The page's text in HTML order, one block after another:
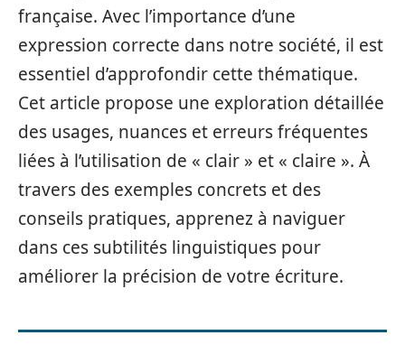
française. Avec l’importance d’une
expression correcte dans notre société, il est
essentiel d’approfondir cette thématique.
Cet article propose une exploration détaillée
des usages, nuances et erreurs fréquentes
liées à l’utilisation de « clair » et « claire ». À
travers des exemples concrets et des
conseils pratiques, apprenez à naviguer
dans ces subtilités linguistiques pour
améliorer la précision de votre écriture.